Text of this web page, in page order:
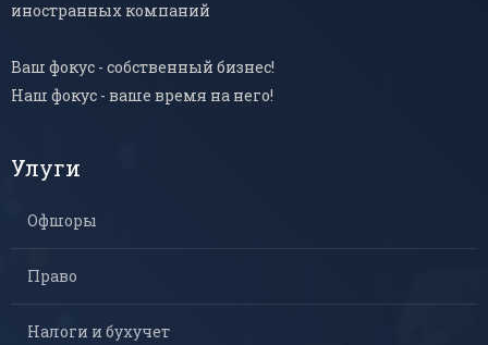
иностранных компаний
Ваш фокус - собственный бизнес!
Наш фокус - ваше время на него!
Улуги
Офшоры
Право
Налоги и бухучет